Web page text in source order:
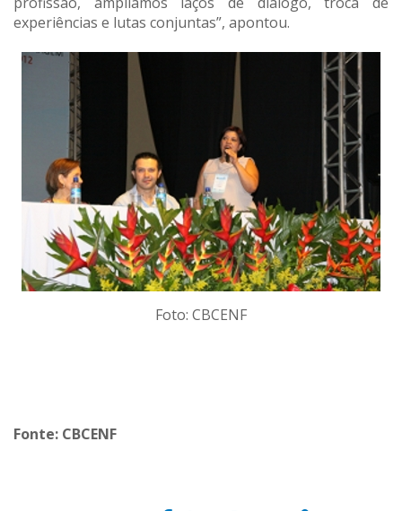
experiências e lutas conjuntas”, apontou.
Foto: CBCENF
Fonte: CBCENF